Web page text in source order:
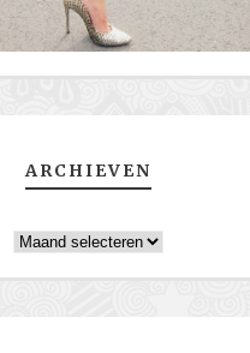
ARCHIEVEN
Archieven